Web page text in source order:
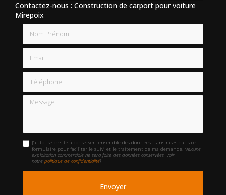
Contactez-nous : Construction de carport pour voiture
Mirepoix
Email
Téléphone
Message
J'autorise ce site à conserver l'ensemble des données transmises dans ce
formulaire pour faciliter le suivi et le traitement de ma demande.(Aucune
exploitation commerciale ne sera faite des données conservées. Voir
notrepolitique de confidentialité)